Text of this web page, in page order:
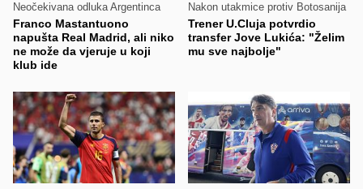
Neočekivana odluka Argentinca
Franco Mastantuono
napušta Real Madrid, ali niko
ne može da vjeruje u koji
klub ide
Nakon utakmice protiv Botosanija
Trener U.Cluja potvrdio
transfer Jove Lukića: "Želim
mu sve najbolje"